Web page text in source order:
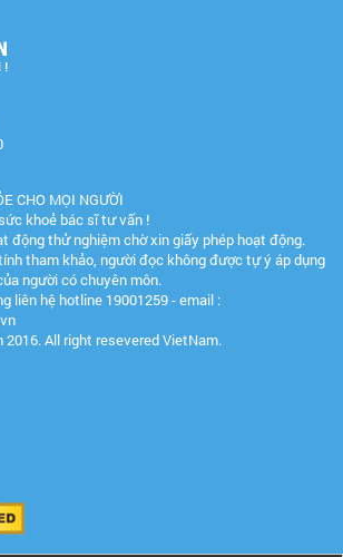
CHO MỌI NGƯỜI
khoẻ bác sĩ tư vấn !
động thử nghiệm chờ xin giấy phép hoạt động.
tham khảo, người đọc không được tự ý áp dụng
người có chuyên môn.
liên hệ hotline 19001259 - email :
2016. All right resevered VietNam.